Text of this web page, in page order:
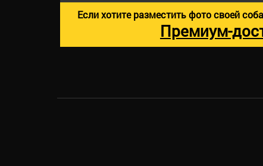
Если хотите разместить фото своей
Премиум-